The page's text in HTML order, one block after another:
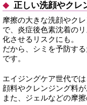
正しい洗顔やクレ
摩擦の大きな洗顔やク
で、炎症後色素沈着の
化させるリスクにも。
だから、シミを予防す
です。
エイジングケア世代で
顔料やクレンジング料が
また、ジェルなどの摩